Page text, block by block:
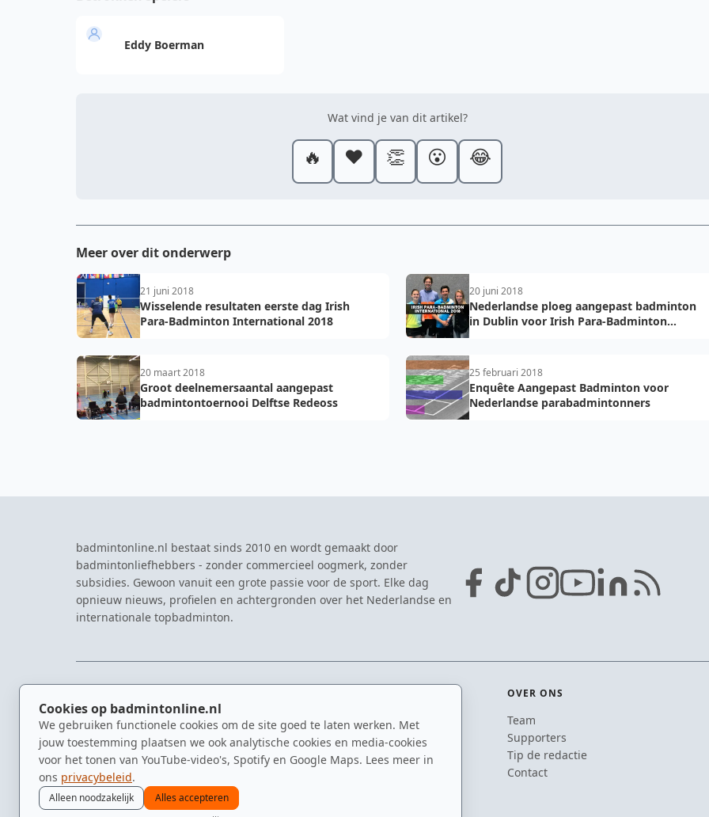
Cookies op badmintonline.nl
We gebruiken functionele cookies om de site goed te laten werken. Met
jouw toestemming plaatsen we ook analytische cookies en media-cookies
voor het tonen van YouTube-video's, Spotify en Google Maps. Lees meer in
ons privacybeleid.
Alleen noodzakelijk
Alles accepteren
Eddy Boerman
Wat vind je van dit artikel?
🔥 ❤️ 👏 😮 😂
Meer over dit onderwerp
21 juni 2018
Wisselende resultaten eerste dag Irish
Para-Badminton International 2018
20 juni 2018
Nederlandse ploeg aangepast badminton
in Dublin voor Irish Para-Badminton
20 maart 2018
Groot deelnemersaantal aangepast
badmintontoernooi Delftse Redeoss
25 februari 2018
Enquête Aangepast Badminton voor
Nederlandse parabadmintonners
badmintonline.nl bestaat sinds 2010 en wordt gemaakt door
badmintonliefhebbers - zonder commercieel oogmerk, zonder
subsidies. Gewoon vanuit een grote passie voor de sport. Elke dag
opnieuw nieuws, profielen en achtergronden over het Nederlandse en
internationale topbadminton.
Nieuws
Kennisbank
Spelers
Clubs
Video's
Eredivisie
NK Badminton
Dutch Open
Zomerbadminton
OVER ONS
Team
Supporters
Tip de redactie
Contact